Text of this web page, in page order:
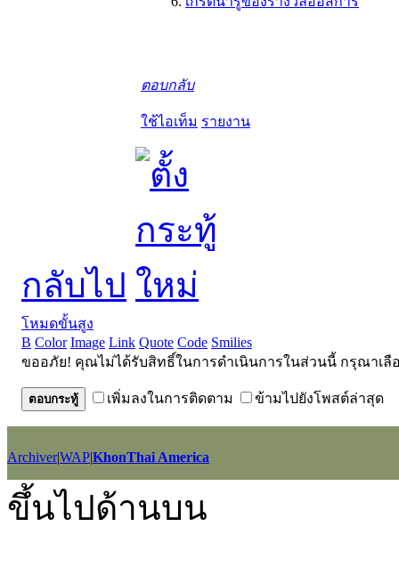
ตอบกลับ
ใช้ไอเท็ม รายงาน
กลับไป
โหมดขั้นสูง
B Color Image Link Quote Code Smilies
ขออภัย! คุณไม่ได้รับสิทธิ์ในการดำเนินการในส่วนนี้ กรุณาเลื
ตอบกระทู้ เพิ่มลงในการติดตาม ข้ามไปยังโพสต์ล่าสุด
Archiver|WAP|KhonThai America
GMT+7, 2026-8-7 20:10
Powered by Discuz! X2.5Language by
ขึ้นไปด้านบน